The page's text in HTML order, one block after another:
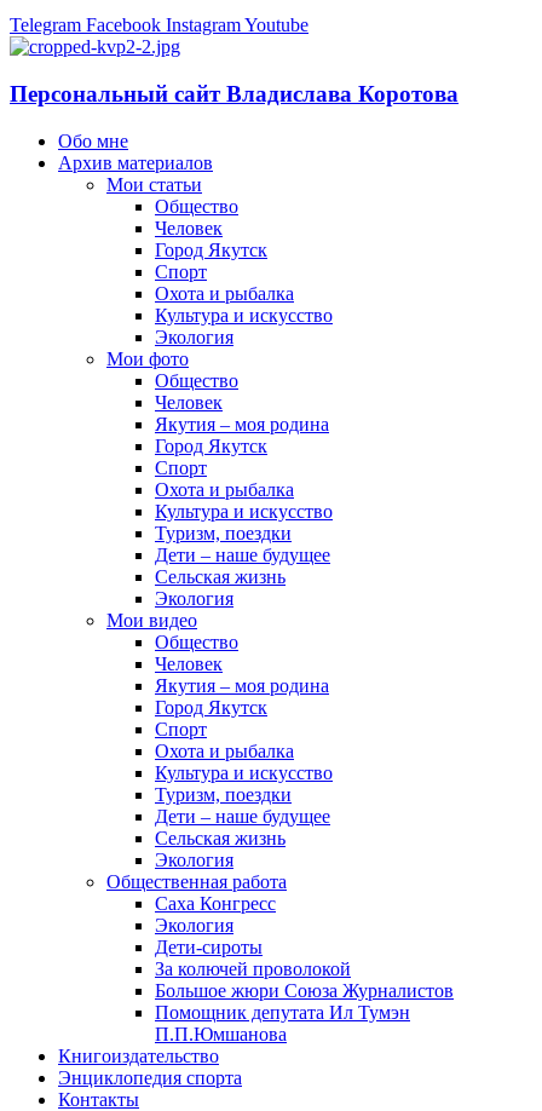
Telegram Facebook InstagramYoutube
Персональный сайт Владислава Коротова
Обо мне
Архив материалов
Мои статьи
Общество
Человек
Город Якутск
Спорт
Охота и рыбалка
Культура и искусство
Экология
Мои фото
Общество
Человек
Якутия – моя родина
Город Якутск
Спорт
Охота и рыбалка
Культура и искусство
Туризм, поездки
Дети – наше будущее
Сельская жизнь
Экология
Мои видео
Общество
Человек
Якутия – моя родина
Город Якутск
Спорт
Охота и рыбалка
Культура и искусство
Туризм, поездки
Дети – наше будущее
Сельская жизнь
Экология
Общественная работа
Саха Конгресс
Экология
Дети-сироты
За колючей проволокой
Большое жюри Союза Журналистов
Помощник депутата Ил Тумэн
П.П.Юмшанова
Книгоиздательство
Энциклопедия спорта
Контакты